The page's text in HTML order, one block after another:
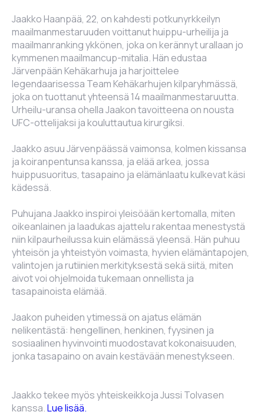
Jaakko Haanpää, 22, on kahdesti potkunyrkkeilyn
maailmanmestaruuden voittanut huippu-urheilija ja
maailmanranking ykkönen, joka on kerännyt urallaan jo
kymmenen maailmancup-mitalia. Hän edustaa
Järvenpään Kehäkarhuja ja harjoittelee
legendaarisessa Team Kehäkarhujen kilparyhmässä,
joka on tuottanut yhteensä 14 maailmanmestaruutta.
Urheilu-uransa ohella Jaakon tavoitteena on nousta
UFC-ottelijaksi ja kouluttautua kirurgiksi.
Jaakko asuu Järvenpäässä vaimonsa, kolmen kissansa
ja koiranpentunsa kanssa, ja elää arkea, jossa
huippusuoritus, tasapaino ja elämänlaatu kulkevat käsi
kädessä.
Puhujana Jaakko inspiroi yleisöään kertomalla, miten
oikeanlainen ja laadukas ajattelu rakentaa menestystä
niin kilpaurheilussa kuin elämässä yleensä. Hän puhuu
yhteisön ja yhteistyön voimasta, hyvien elämäntapojen,
valintojen ja rutiinien merkityksestä sekä siitä, miten
aivot voi ohjelmoida tukemaan onnellista ja
tasapainoista elämää.
Jaakon puheiden ytimessä on ajatus elämän
nelikentästä: hengellinen, henkinen, fyysinen ja
sosiaalinen hyvinvointi muodostavat kokonaisuuden,
jonka tasapaino on avain kestävään menestykseen.
Jaakko tekee myös yhteiskeikkoja Jussi Tolvasen
kanssa.Lue lisää.